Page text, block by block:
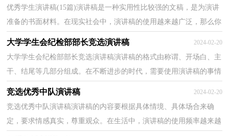
优秀学生演讲稿(15篇)演讲稿是一种实用性比较强的文稿，是为演讲
准备的书面材料。在现实社会中，演讲稿的使用越来越广泛，那么你
大学学生会纪检部部长竞选演讲稿 2024-02-20
大学学生会纪检部部长竞选演讲稿演讲稿的格式由称谓、开场白、主
干、结尾等几部分组成。在不断进步的时代，需要使用演讲稿的事情
竞选优秀中队演讲稿 2024-02-20
竞选优秀中队演讲稿演讲稿的内容要根据具体情境、具体场合来确
定，要求情感真实，尊重观众。在生活中，演讲稿的使用频率越来越